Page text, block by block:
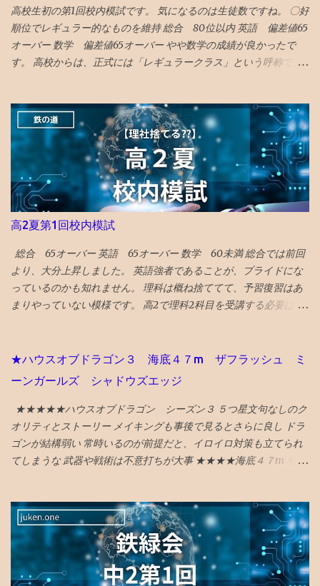
ボタンを押した １０時間後、２２時過ぎ、メールが届いて ブログ
復活させたとの通知 急ぎ管理画面にアクセスし、バックアップを
出力・保存した
高校生初の第1回校内模試です。 気になるのは生徒数ですね。 〇好
順位でレギュラー的なものを維持 総合 80位以内 英語 偏差値65
オーバー 数学 偏差値65オーバー やや数学の成績が良かったで
す。 高校からは、正式には「レギュラークラス」という呼称では
のも、好要因でしょう。 なにしろ、応用クラスの季節 講習は校内
模試の過去問をやる ので、受講した方が圧倒的に有利です。 〇高
校で塾生が激増！ 高校からの新規入塾で中3の校内模試時に比べて
受験者が 400人 増えました！ でも、みたことある名前ばかりで成
績優秀上位メンバーは固定してます。 高校入塾からの「いきなり
30傑」は厳しそうです。 継続が重要です。
高2夏第1回校内模試
総合 65オーバー 英語 65オーバー 数学 60未満 総合では前回
より、大分上昇しました。 英語強者であることが、プライドにな
っているのかも知れません。 理科は概ね捨ててて、予習復習はあ
まりやっていない模様です。 高2で理科2科目を受講する必要はな
でしょう。 数学や理科のバランスが気になりますが、もはや会話
もないので、見守るのみです。 というか、そんな心配親がしなく
ても、鉄の先生たちが、アドバイスしているようなのは、鉄の家
庭あて報告書を見ても伝わってきました。 この段階になると、 学
習戦略のアドバイスは塾の仕事 ですね。
★ハウスオブドラゴン３ 海底４７m ザフラッシュ ミ
ーンガールズ シャドウズエッジ
★★★★★ハウスオブドラゴン シーズン３ ５つ星文句なしのク
オリティとストーリー メイキングも事後で見るとさらに良し ドラ
ゴンが結構弱い 常時いるのが前提だと、イロイロ対策も立てられ
てしまうな 武器や戦術は不意打ちが大事 ★★★★海底４７m サメ
気もしたが、 最後までエンタメ要素満載で楽しめる ★★★★ザ・
フラッシュ タイムトラベル系アクションの話。 直せるところと直
せない運命が哀しい ★ボーイキルズワールド ポイントが余ってい
たので４００P使ってしまったが、駄作 星４つにつられてみてしま
ったが、失敗した。 ★★★★ミーンガールズ 条件が整えば、誰も